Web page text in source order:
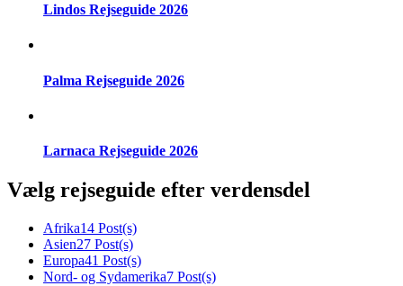
Lindos Rejseguide 2026
Palma Rejseguide 2026
Larnaca Rejseguide 2026
Vælg rejseguide efter verdensdel
Afrika14 Post(s)
Asien27 Post(s)
Europa41 Post(s)
Nord- og Sydamerika7 Post(s)